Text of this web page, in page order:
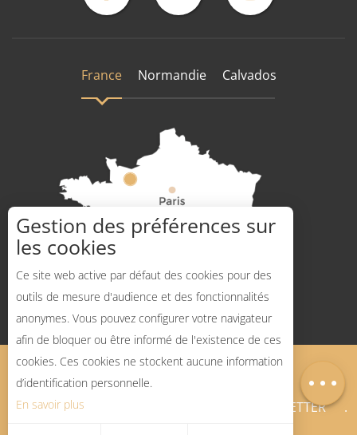
Description
France Normandie Calvados
Mentions légales Plan du site
BLOG SPORTS NATURE NEWSLETTER
Gestion des préférences sur
les cookies
Ce site web active par défaut des cookies pour des
outils de mesure d'audience et des fonctionnalités
anonymes. Vous pouvez configurer votre navigateur
afin de bloquer ou être informé de l'existence de ces
cookies. Ces cookies ne stockent aucune information
d’identification personnelle.
En savoir plus